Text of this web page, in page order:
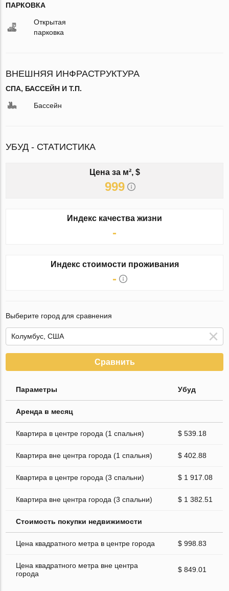
ПАРКОВКА
Открытая
парковка
ВНЕШНЯЯ ИНФРАСТРУКТУРА
СПА, БАССЕЙН И Т.П.
Бассейн
УБУД - СТАТИСТИКА
Цена за м², $
999
Индекс качества жизни
-
Индекс стоимости проживания
-
Выберите город для сравнения
Сравнить
Параметры Убуд
Аренда в месяц
Квартира в центре города (1 спальня) $ 539.18
Квартира вне центра города (1 спальня) $ 402.88
Квартира в центре города (3 спальни) $ 1 917.08
Квартира вне центра города (3 спальни) $ 1 382.51
Стоимость покупки недвижимости
Цена квадратного метра в центре города $ 998.83
Цена квадратного метра вне центра
города
$ 849.01